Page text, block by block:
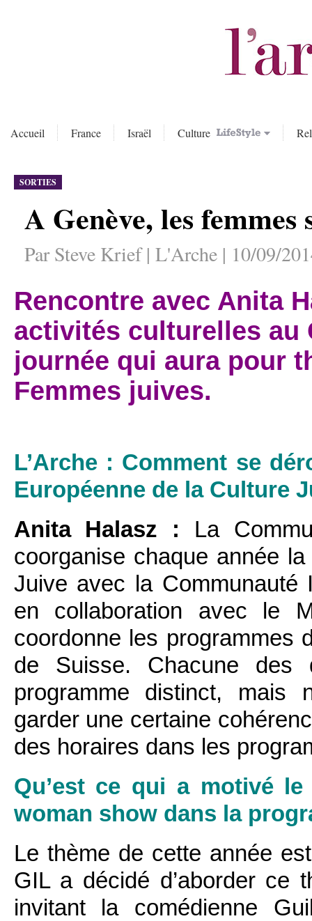
Accueil France Israël Culture
SORTIES
A Genève, les
Par Steve Krief | L'Arche | 10/09/
Rencontre avec Anita
activités culturelles au
journée qui aura pour
Femmes juives.
L’Arche : Comment se
Européenne de la Culture
Anita Halasz : La
coorganise chaque année
Juive avec la Communauté
en collaboration avec le
coordonne les programmes
de Suisse. Chacune des
programme distinct, mais
garder une certaine
des horaires dans les
Qu’est ce qui a motivé
woman show dans la
Le thème de cette année
GIL a décidé d’aborder ce
invitant la comédienne